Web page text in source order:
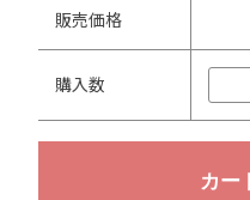
販売価格
購入数